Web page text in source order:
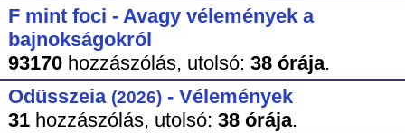
F mint foci - Avagy vélemények a
bajnokságokról
93170hozzászólás, utolsó: 38 órája.
Odüsszeia (2026)- Vélemények
31hozzászólás, utolsó: 38 órája.